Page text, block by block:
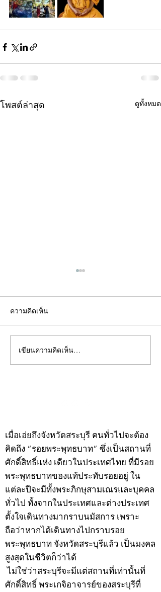
โพสต์ล่าสุด ดูทั้งหมด
คอลัมน์"จับชีพจรวงการ
พระ"ประจำพุธที่ 29
ความคิดเห็น
เขียนความคิดเห็น…
เมื่อเอ่ยถึงจังหวัดสระบุรี คนทั่วไปจะต้อง
คิดถึง “รอยพระพุทธบาท” ซึ่งเป็นสถานที่
ศักดิ์สิทธิ์แห่ง เดียวในประเทศไทย ที่มีรอย
พระพุทธบาทของแท้ประทับรอยอยู่ ใน
แต่ละปีจะมีทั้งพระภิกษุสามเณรและบุคคล
ทั่วไป ทั้งจากในประเทศและต่างประเทศ
ตั้งใจเดินทางมากราบนมัสการ เพราะ
ถือว่าหากได้เดินทางไปกราบรอย
พระพุทธบาท จังหวัดสระบุรีแล้ว เป็นมงคล
สูงสุดในชีวิตก็ว่าได้
ไม่ใช่ว่าสระบุรีจะมีแต่สถานที่เท่านั้นที่
ศักดิ์สิทธิ์ พระเกจิอาจารย์ของสระบุรีที่